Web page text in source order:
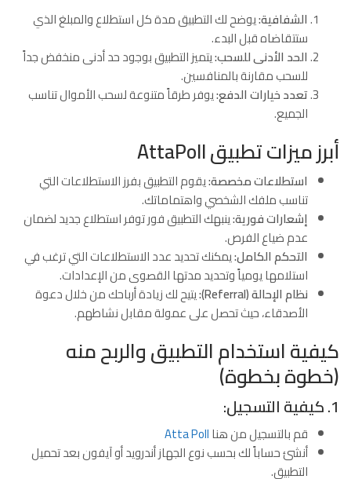
الشفافية:يوضح لك التطبيق مدة كل استطلاع والمبلغ الذي
ستتقاضاه قبل البدء.
الحد الأدنى للسحب:يتميز التطبيق بوجود حد أدنى منخفض جداً
للسحب مقارنة بالمنافسين.
تعدد خيارات الدفع:يوفر طرقاً متنوعة لسحب الأموال تناسب
الجميع.
أبرز ميزات تطبيق AttaPoll
استطلاعات مخصصة:يقوم التطبيق بفرز الاستطلاعات التي
تناسب ملفك الشخصي واهتماماتك.
إشعارات فورية:ينبهك التطبيق فور توفر استطلاع جديد لضمان
عدم ضياع الفرص.
التحكم الكامل:يمكنك تحديد عدد الاستطلاعات التي ترغب في
استلامها يومياً وتحديد مدتها القصوى من الإعدادات.
نظام الإحالة (Referral):
يتيح لك زيادة أرباحك من خلال دعوة
الأصدقاء، حيث تحصل على عمولة مقابل نشاطهم.
كيفية استخدام التطبيق والربح منه
(خطوة بخطوة)
1. كيفية التسجيل:
قم بالتسجيل من هناAtta Poll
أنشئ حساباً لك بحسب نوع الجهاز أندرويد أو آيفون بعد تحميل
التطبيق.